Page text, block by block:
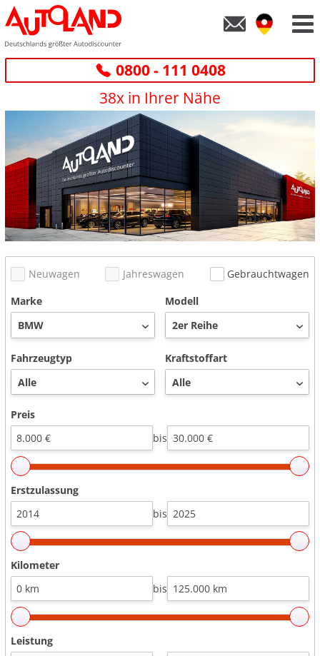
0800 - 111 0408
38x in Ihrer Nähe
Neuwagen Jahreswagen
Gebrauchtwagen
Marke
Modell
Fahrzeugtyp Kraftstoffart
Preis
bis
Erstzulassung
bis
Kilometer
bis
Leistung